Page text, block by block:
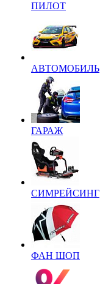
ПИЛОТ
АВТОМОБИЛЬ
ГАРАЖ
СИМРЕЙСИНГ
ФАН ШОП